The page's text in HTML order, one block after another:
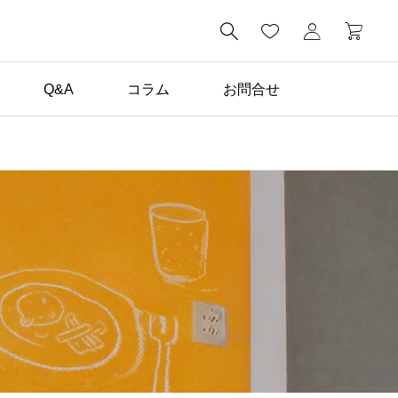

Q&A コラム お問合せ
コラム一覧
DIY塗装で失敗しないた
めに！養生の基本手順と
注意点を解説